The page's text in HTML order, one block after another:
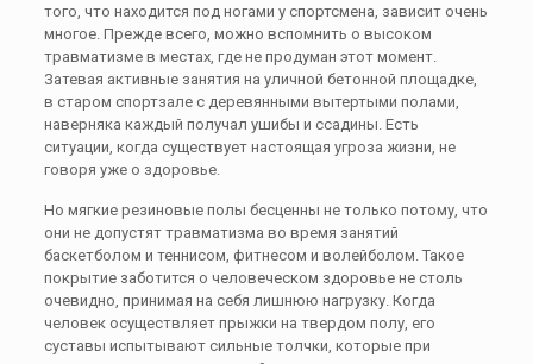
того, что находится под ногами у спортсмена, зависит очень
многое. Прежде всего, можно вспомнить о высоком
травматизме в местах, где не продуман этот момент.
Затевая активные занятия на уличной бетонной площадке,
в старом спортзале с деревянными вытертыми полами,
наверняка каждый получал ушибы и ссадины. Есть
ситуации, когда существует настоящая угроза жизни, не
говоря уже о здоровье.
Но мягкие резиновые полы бесценны не только потому, что
они не допустят травматизма во время занятий
баскетболом и теннисом, фитнесом и волейболом. Такое
покрытие заботится о человеческом здоровье не столь
очевидно, принимая на себя лишнюю нагрузку. Когда
человек осуществляет прыжки на твердом полу, его
суставы испытывают сильные толчки, которые при